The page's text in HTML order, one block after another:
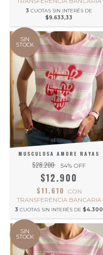
3 CUOTAS SIN INTERÉS DE
$9.633,33
SIN
STOCK
MUSCULOSA AMORE RAYAS
$28.200 54% OFF
$12.900
$11.610
CON
TRANSFERENCIA BANCARIA
3 CUOTAS SIN INTERÉS DE $4.300
SIN
STOCK